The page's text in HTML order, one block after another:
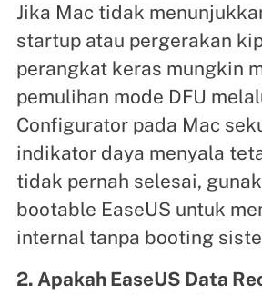
Jika Mac tidak
startup atau pergerakan
perangkat keras mungkin
pemulihan mode DFU
Configurator pada Mac
indikator daya menyala
tidak pernah selesai,
bootable EaseUS untuk
internal tanpa booting
2. Apakah EaseUS Data